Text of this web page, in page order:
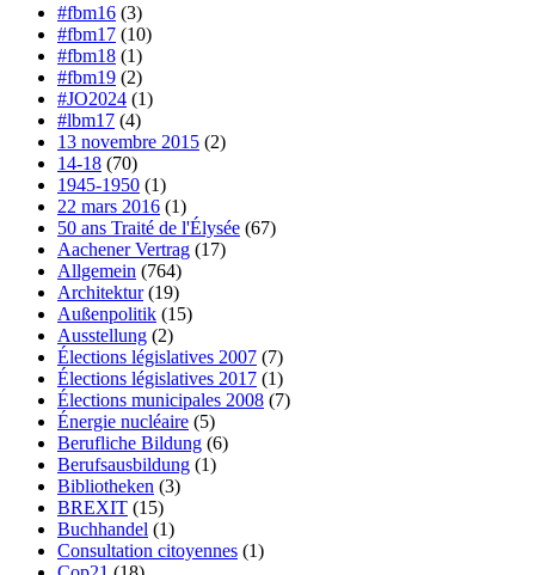
#fbm16 (3)
#fbm17 (10)
#fbm18 (1)
#fbm19 (2)
#JO2024 (1)
#lbm17 (4)
13 novembre 2015 (2)
14-18 (70)
1945-1950 (1)
22 mars 2016 (1)
50 ans Traité de l'Élysée (67)
Aachener Vertrag (17)
Allgemein (764)
Architektur(19)
Außenpolitik (15)
Ausstellung (2)
Élections législatives 2007 (7)
Élections législatives 2017 (1)
Élections municipales 2008 (7)
Énergie nucléaire (5)
Berufliche Bildung (6)
Berufsausbildung (1)
Bibliotheken (3)
BREXIT (15)
Buchhandel (1)
Consultation citoyennes (1)